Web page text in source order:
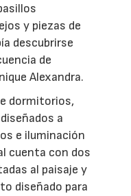
y piezas de
descubrirse
de
Alexandra.
dormitorios,
a
e iluminación
cuenta con dos
al paisaje y
diseñado para